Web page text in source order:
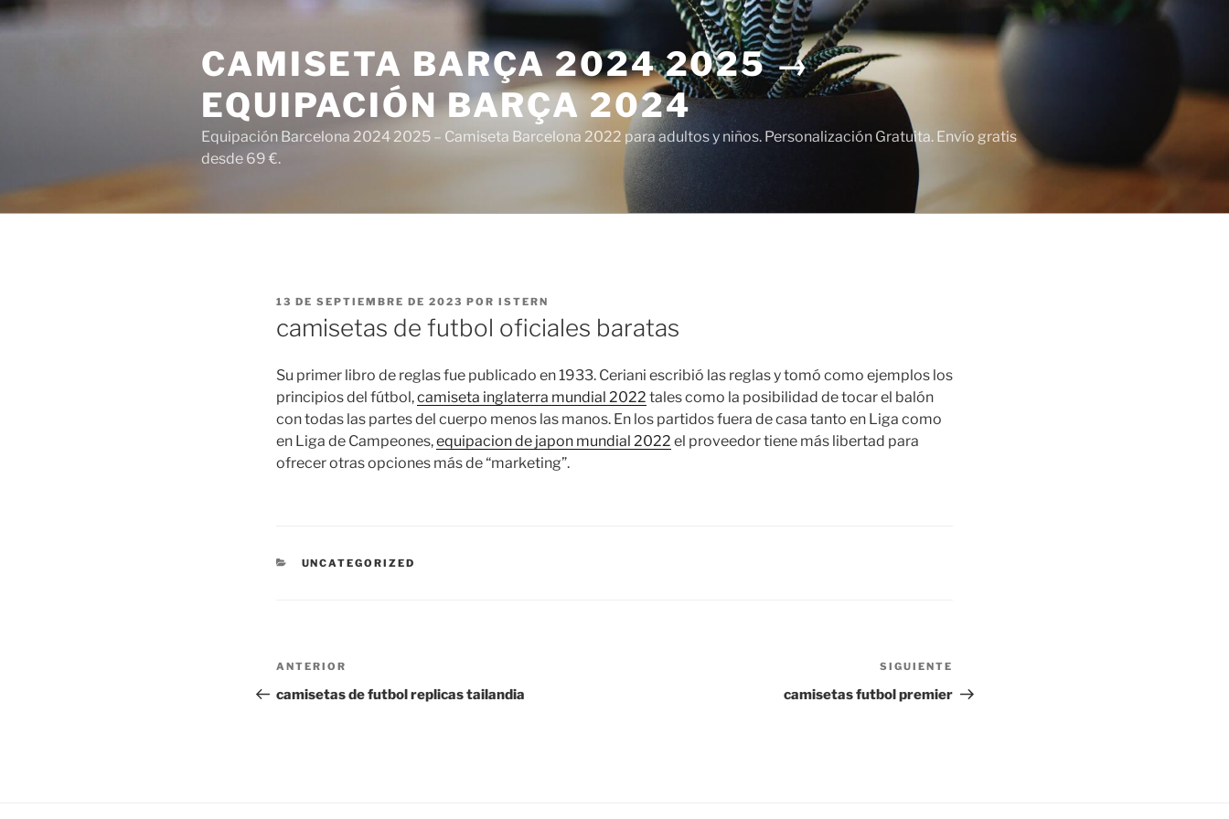
Saltar
al
CAMISETA BARÇA 2024 2025 →
EQUIPACIÓN BARÇA 2024
Equipación Barcelona 2024 2025 – Camiseta Barcelona 2022 para adultos y niños. Personalización Gratuita. Envío gratis
desde 69 €.
PUBLICADO
13 DE SEPTIEMBRE DE 2023 POR ISTERN
camisetas de futbol oficiales baratas
Su primer libro de reglas fue publicado en 1933. Ceriani escribió las reglas y tomó como ejemplos los
principios del fútbol,camiseta inglaterra mundial 2022 tales como la posibilidad de tocar el balón
con todas las partes del cuerpo menos las manos. En los partidos fuera de casa tanto en Liga como
en Liga de Campeones,equipacion de japon mundial 2022 el proveedor tiene más libertad para
ofrecer otras opciones más de “marketing”.
CATEGORÍAS
UNCATEGORIZED
Navegación
de
Entrada
anterior:
ANTERIOR
camisetas de futbol replicas tailandia
entrada
SIGUIENTE
camisetas futbol premier